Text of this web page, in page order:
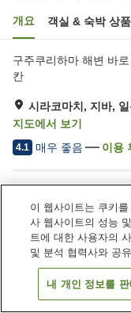
개요 객실 & 숙박 상품
구주쿠리하마 해변 바
칸
시라코마치, 지바,
지도에서 보기
4.1 매우 좋음 이용
주차장
자동판매기
이 웹사이트는 쿠키
사 웹사이트의 성능
트에 대한 사용자의
및 분석 협력사와 공
내 개인 정보를